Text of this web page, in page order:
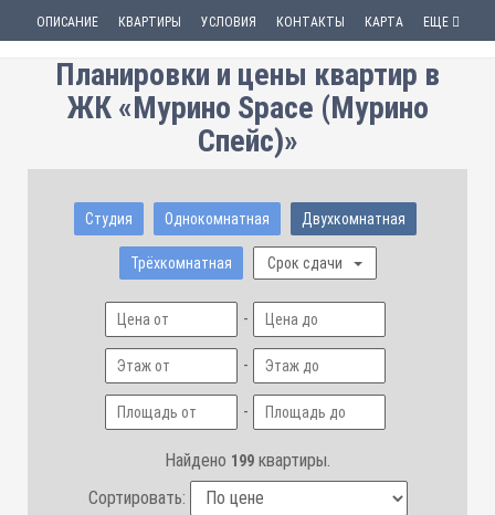
ОПИСАНИЕ КВАРТИРЫ УСЛОВИЯ КОНТАКТЫ КАРТА ЕЩЕ
Планировки и цены квартир в
ЖК «Мурино Space (Мурино
Спейс)»
Студия Однокомнатная Двухкомнатная
Трёхкомнатная Срок сдачи
-
-
-
Найдено 199 квартиры.
Сортировать: